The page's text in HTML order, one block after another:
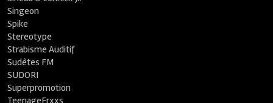
Singeon
Spike
Stereotype
Strabisme Auditif
Sudètes FM
SUDORI
Superpromotion
TeenageFrxxs